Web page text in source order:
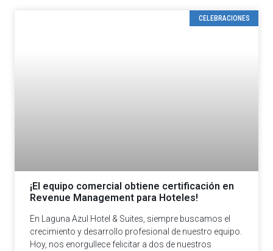
CELEBRACIONES
¡El equipo comercial obtiene certificación en
Revenue Management para Hoteles!
En Laguna Azul Hotel & Suites, siempre buscamos el
crecimiento y desarrollo profesional de nuestro equipo.
Hoy, nos enorgullece felicitar a dos de nuestros